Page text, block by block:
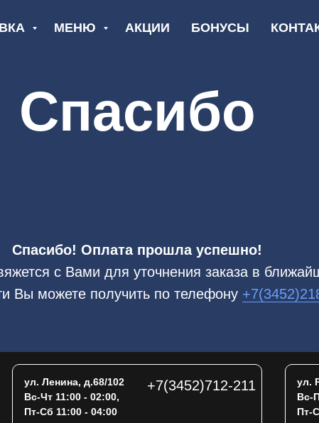
МЕНЮ АКЦИИ БОНУСЫ
Спасибо
Спасибо! Оплата прошла успешно!
с Вами для уточнения заказа в
Вы можете получить по телефону
ул.
Вс-
Пт-
+7(3452)712-211
ул. Ленина, д.68/102
Вс-Чт 11:00 - 02:00,
Пт-Сб 11:00 - 04:00